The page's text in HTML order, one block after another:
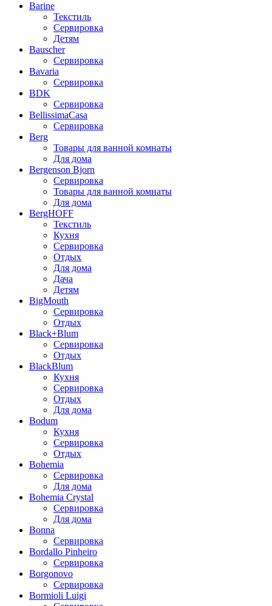
Barine
Текстиль
Сервировка
Детям
Bauscher
Сервировка
Bavaria
Сервировка
BDK
Сервировка
BellissimaCasa
Сервировка
Berg
Товары для ванной комнаты
Для дома
Bergenson Bjorn
Сервировка
Товары для ванной комнаты
Для дома
BergHOFF
Текстиль
Кухня
Сервировка
Отдых
Для дома
Дача
Детям
BigMouth
Сервировка
Отдых
Black+Blum
Сервировка
Отдых
BlackBlum
Кухня
Сервировка
Отдых
Для дома
Bodum
Кухня
Сервировка
Отдых
Bohemia
Сервировка
Для дома
Bohemia Crystal
Сервировка
Для дома
Bonna
Сервировка
Bordallo Pinheiro
Сервировка
Borgonovo
Сервировка
Bormioli Luigi